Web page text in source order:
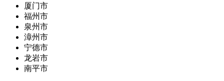
厦门市
福州市
泉州市
漳州市
宁德市
龙岩市
南平市